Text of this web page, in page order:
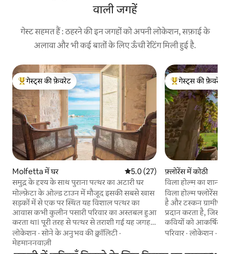
वाली जगहें
गेस्ट सहमत हैं : ठहरने की इन जगहों को अपनी लोकेशन, सफ़ाई के
अलावा और भी कई बातों के लिए ऊँची रेटिंग मिली हुई है.
गेस्ट्स का टॉप फ़ेवरेट
गेस्ट्स की फ़ेवरेट
Molfetta में घर औसत रेटिंग 5 में से 5.0, 27 समीक्षाएँ
5.0 (27)
समुद्र के दृश्य के साथ पुराना पत्थर का अटारी घर
मोल्फ़ेटा के ओल्ड टाउन में मौजूद इसकी सबसे खास
सड़कों में से एक पर स्थित यह विशाल पत्थर का
आवास कभी कुलीन पसारी परिवार का अस्तबल हुआ
करता था। पूरी तरह से पत्थर से तराशी गई यह जगह,
सदियों पुराने इतिहास को आधुनिक सुविधाओं के
साथ जोड़ती है। एक शानदार नज़ारे वाली खिड़की से
एड्रियाटिक सागर के खूबसूरत नज़ारे दिखाई देते हैं,
लोकेशन ·सोने के अनुभव की क्वॉलिटी ·
मेहमाननवाज़ी
गेस्ट्स का टॉप फ़ेवरेट
गेस्ट्स की फ़ेवरेट
फ़्लोरेंस में कोठी
विला होल्म का
मिनट की पैदल दूरी पर
विला होल्म फ्लोरेंस से
है और टस्कन ग्रामीण
प्रदान करता है,
कवियों को आकर्षित
केंद्र केवल 10-15
भव्य पुराने निवास,
परिवार ·लोकेशन ·